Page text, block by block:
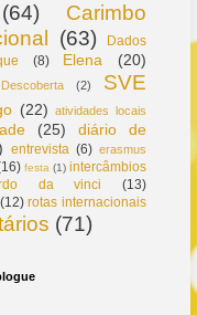
(64)
Carimbo
(63)
Dados
(8) Elena (20)
(2)
SVE
(22)
atividades locais
(25)
diário de
entrevista (6) erasmus
festa (1) intercâmbios
da vinci
(13)
(12) rotas internacionais
(71)